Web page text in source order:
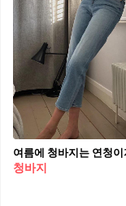
여름에 청바지는 연청이
청바지